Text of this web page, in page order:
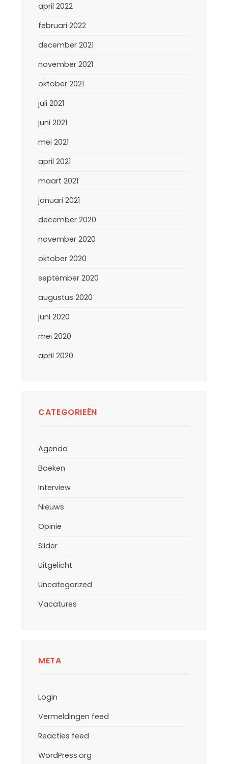
april 2022
februari 2022
december 2021
november 2021
oktober 2021
juli 2021
juni 2021
mei 2021
april 2021
maart 2021
januari 2021
december 2020
november 2020
oktober 2020
september 2020
augustus 2020
juni 2020
mei 2020
april 2020
CATEGORIEËN
Agenda
Boeken
Interview
Nieuws
Opinie
Slider
Uitgelicht
Uncategorized
Vacatures
META
Login
Vermeldingen feed
Reacties feed
WordPress.org